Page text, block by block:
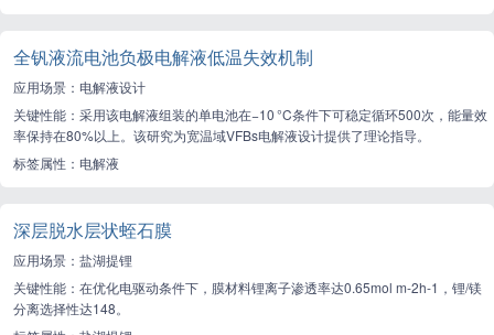
全钒液流电池负极电解液低温失效机制
应用场景：电解液设计
关键性能：采用该电解液组装的单电池在−10 °C条件下可稳定循环500次，能量效
率保持在80%以上。该研究为宽温域VFBs电解液设计提供了理论指导。
标签属性：电解液
深层脱水层状蛭石膜
应用场景：盐湖提锂
关键性能：在优化电驱动条件下，膜材料锂离子渗透率达0.65mol m-2h-1，锂/镁
分离选择性达148。